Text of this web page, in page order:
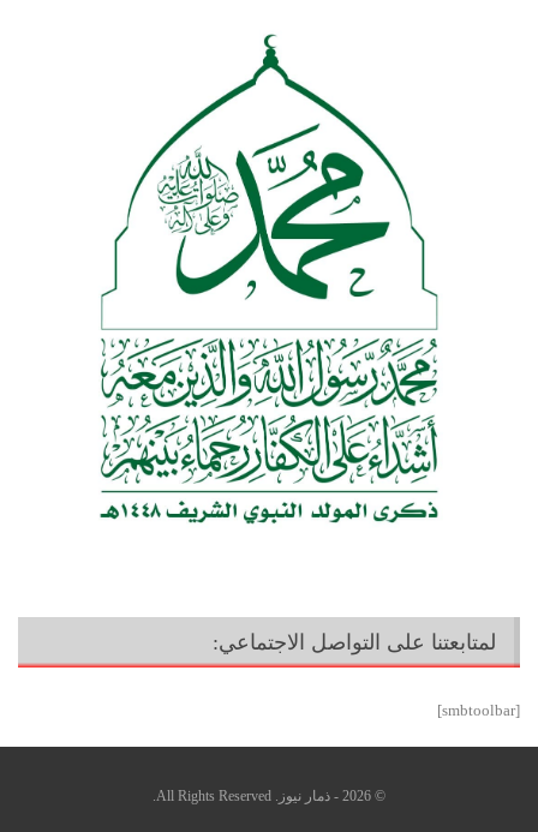
لمتابعتنا على التواصل الاجتماعي:
[smbtoolbar]
© 2026 - ذمار نيوز. All Rights Reserved.